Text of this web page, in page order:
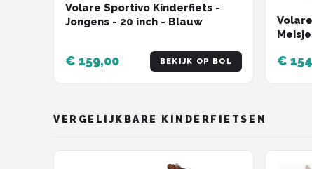
Volare Sportivo Kinderfiets -
Jongens - 20 inch - Blauw
€ 159,00 BEKIJK OP BOL
-
€
VERGELIJKBARE KINDERFIETSEN